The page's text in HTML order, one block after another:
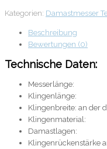
Kategorien: Damastmesser
Beschreibung
Bewertungen (0)
Technische Daten:
Klingenbreite: an
Klingenrückenstärke